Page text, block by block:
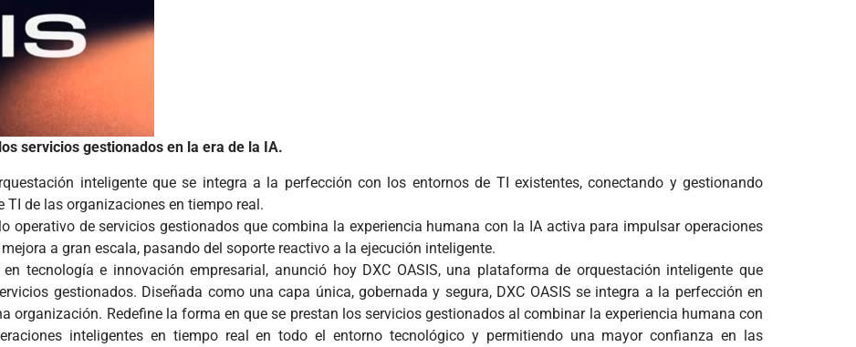
servicios gestionados en la era de la IA.
inteligente que se integra a la perfección con los entornos de TI existentes, conectando y gestionando
de las organizaciones en tiempo real.
operativo de servicios gestionados que combina la experiencia humana con la IA activa para impulsar operaciones
a gran escala, pasando del soporte reactivo a la ejecución inteligente.
en tecnología e innovación empresarial, anunció hoy DXC OASIS, una plataforma de orquestación inteligente que
gestionados. Diseñada como una capa única, gobernada y segura, DXC OASIS se integra a la perfección en
organización. Redefine la forma en que se prestan los servicios gestionados al combinar la experiencia humana con
inteligentes en tiempo real en todo el entorno tecnológico y permitiendo una mayor confianza en las